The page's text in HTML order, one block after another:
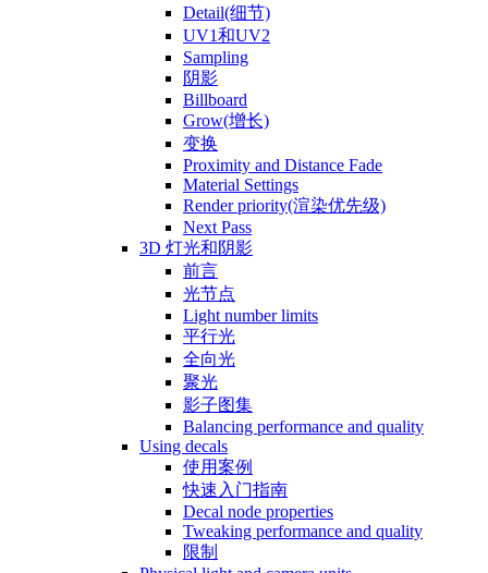
Detail(细节)
UV1和UV2
Sampling
阴影
Billboard
Grow(增长)
变换
Proximity and Distance Fade
Material Settings
Render priority(渲染优先级)
Next Pass
3D 灯光和阴影
前言
光节点
Light number limits
平行光
全向光
聚光
影子图集
Balancing performance and quality
Using decals
使用案例
快速入门指南
Decal node properties
Tweaking performance and quality
限制